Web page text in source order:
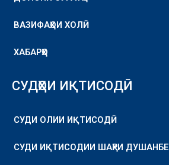
ВАЗИФАҲОИ ХОЛӢ
ХАБАРҲО
СУДҲОИ ИҚТИСОДӢ
СУДИ ОЛИИ ИҚТИСОДӢ
СУДИ ИҚТИСОДИИ ШАҲРИ ДУШАНБЕ